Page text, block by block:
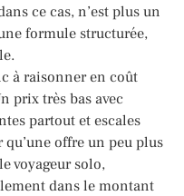
ce cas, n’est plus un
formule structurée,
à raisonner en coût
prix très bas avec
partout et escales
offre un peu plus
voyageur solo,
dans le montant